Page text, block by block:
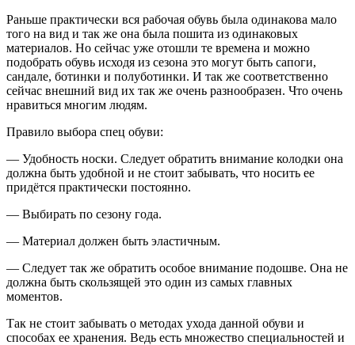
Раньше практически вся рабочая обувь была одинакова мало
того на вид и так же она была пошита из одинаковых
материалов. Но сейчас уже отошли те времена и можно
подобрать обувь исходя из сезона это могут быть сапоги,
сандале, ботинки и полуботинки. И так же соответственно
сейчас внешний вид их так же очень разнообразен. Что очень
нравиться многим людям.
Правило выбора спец обуви:
— Удобность носки. Следует обратить внимание колодки она
должна быть удобной и не стоит забывать, что носить ее
придётся практически постоянно.
— Выбирать по сезону года.
— Материал должен быть эластичным.
— Следует так же обратить особое внимание подошве. Она не
должна быть скользящей это один из самых главных
моментов.
Так не стоит забывать о методах ухода данной обуви и
способах ее хранения. Ведь есть множество специальностей и